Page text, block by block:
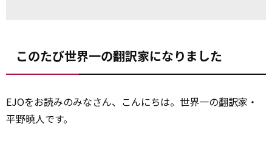
このたび世界一の翻訳家になりました
EJOをお読みのみなさん、こんにちは。世界一の翻訳家・
平野暁人です。